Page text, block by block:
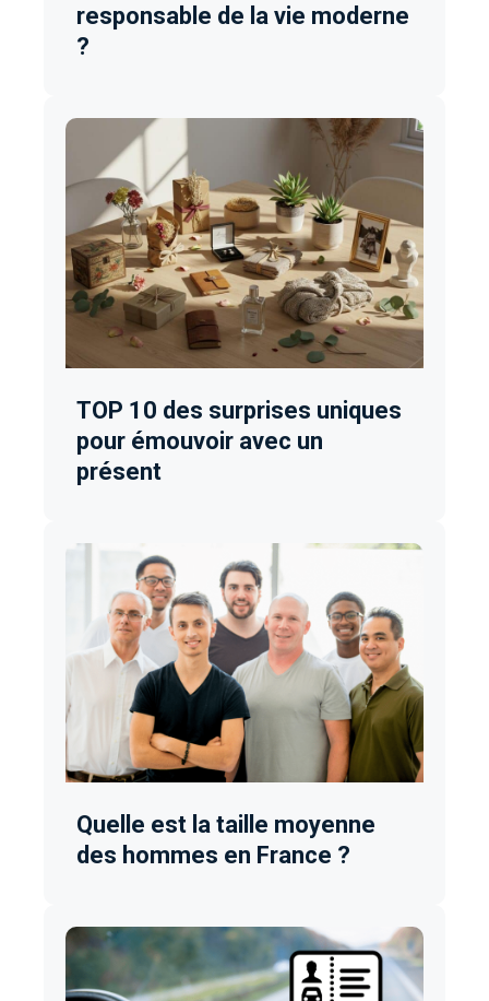
responsable de la vie moderne
?
TOP 10 des surprises uniques
pour émouvoir avec un
présent
Quelle est la taille moyenne
des hommes en France ?